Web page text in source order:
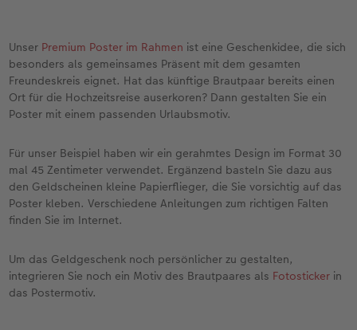
Unser Premium Poster im Rahmen ist eine Geschenkidee, die sich
besonders als gemeinsames Präsent mit dem gesamten
Freundeskreis eignet. Hat das künftige Brautpaar bereits einen
Ort für die Hochzeitsreise auserkoren? Dann gestalten Sie ein
Poster mit einem passenden Urlaubsmotiv.
Für unser Beispiel haben wir ein gerahmtes Design im Format 30
mal 45 Zentimeter verwendet. Ergänzend basteln Sie dazu aus
den Geldscheinen kleine Papierflieger, die Sie vorsichtig auf das
Poster kleben. Verschiedene Anleitungen zum richtigen Falten
finden Sie im Internet.
Um das Geldgeschenk noch persönlicher zu gestalten,
integrieren Sie noch ein Motiv des Brautpaares als Fotosticker in
das Postermotiv.